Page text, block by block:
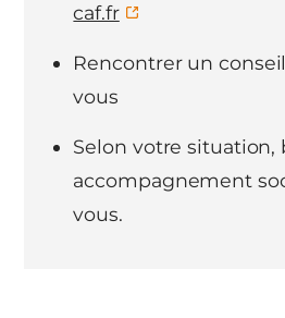
caf.fr
Rencontrer un
vous
Selon votre situation,
accompagnement
vous.